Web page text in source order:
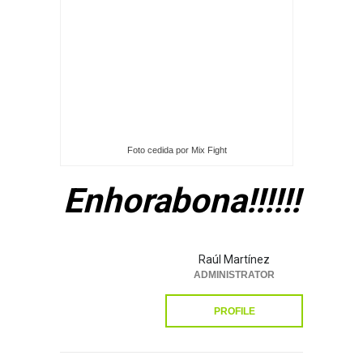
Foto cedida por Mix Fight
Enhorabona!!!!!!
Raúl Martínez
ADMINISTRATOR
PROFILE